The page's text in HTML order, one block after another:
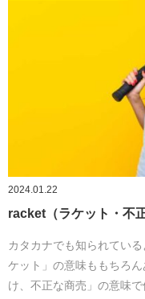
2024.01.22
racket（ラケット・不
カタカナでも知られてい
ケット」の意味ももちろ
け、不正な商売」の意味